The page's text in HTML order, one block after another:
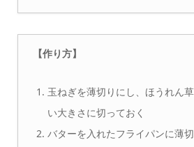
【作り方】
玉ねぎを薄切りにし、ほうれん
い大きさに切っておく
バターを入れたフライパンに薄